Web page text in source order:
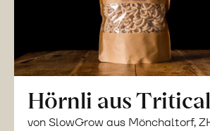
Hörnli aus
von SlowGrow aus Mönchaltorf,